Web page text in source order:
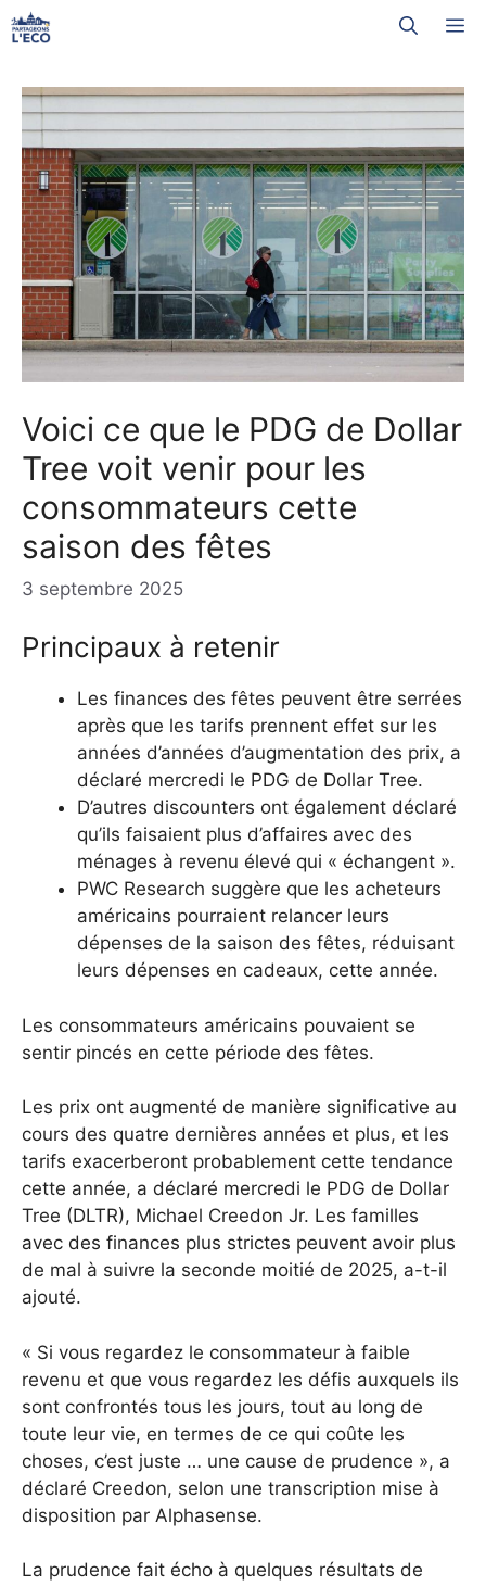
Aller
au
Voici ce que le PDG de Dollar
Tree voit venir pour les
consommateurs cette
saison des fêtes
3 septembre 2025
Principaux à retenir
Les finances des fêtes peuvent être serrées
après que les tarifs prennent effet sur les
années d’années d’augmentation des prix, a
déclaré mercredi le PDG de Dollar Tree.
D’autres discounters ont également déclaré
qu’ils faisaient plus d’affaires avec des
ménages à revenu élevé qui « échangent ».
PWC Research suggère que les acheteurs
américains pourraient relancer leurs
dépenses de la saison des fêtes, réduisant
leurs dépenses en cadeaux, cette année.
Les consommateurs américains pouvaient se
sentir pincés en cette période des fêtes.
Les prix ont augmenté de manière significative au
cours des quatre dernières années et plus, et les
tarifs exacerberont probablement cette tendance
cette année, a déclaré mercredi le PDG de Dollar
Tree (DLTR), Michael Creedon Jr. Les familles
avec des finances plus strictes peuvent avoir plus
de mal à suivre la seconde moitié de 2025, a-t-il
ajouté.
« Si vous regardez le consommateur à faible
revenu et que vous regardez les défis auxquels ils
sont confrontés tous les jours, tout au long de
toute leur vie, en termes de ce qui coûte les
choses, c’est juste … une cause de prudence », a
déclaré Creedon, selon une transcription mise à
disposition par Alphasense.
La prudence fait écho à quelques résultats de